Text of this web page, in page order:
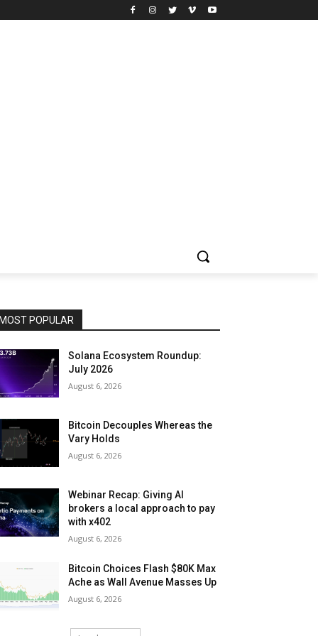
MOST POPULAR
Solana Ecosystem Roundup:
July 2026
August 6, 2026
Bitcoin Decouples Whereas the
Vary Holds
August 6, 2026
Webinar Recap: Giving AI
brokers a local approach to pay
with x402
August 6, 2026
Bitcoin Choices Flash $80K Max
Ache as Wall Avenue Masses Up
August 6, 2026